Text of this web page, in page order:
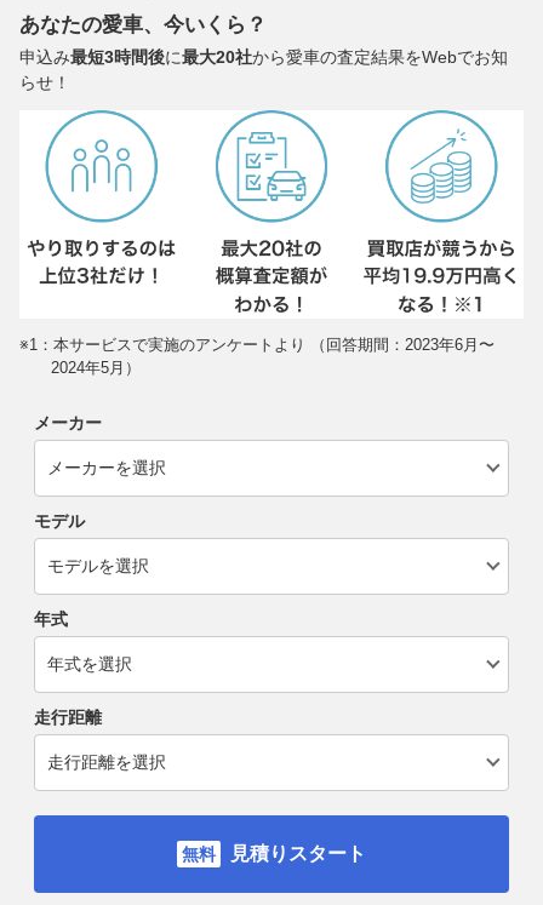
あなたの愛車、今いくら？
申込み最短3時間後に最大20社から愛車の査定結果をWebでお知
らせ！
※1：本サービスで実施のアンケートより （回答期間：2023年6月〜
2024年5月）
メーカー
モデル
年式
走行距離
見積りスタート